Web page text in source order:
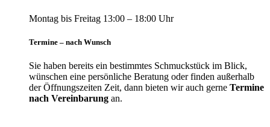
Montag bis Freitag 13:00 – 18:00 Uhr
Termine – nach Wunsch
Sie haben bereits ein bestimmtes Schmuckstück im Blick,
wünschen eine persönliche Beratung oder finden außerhalb
der Öffnungszeiten Zeit, dann bieten wir auch gerne Termine
nach Vereinbarung an.